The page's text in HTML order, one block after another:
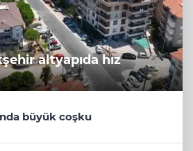
altyapıda hız
büyük coşku